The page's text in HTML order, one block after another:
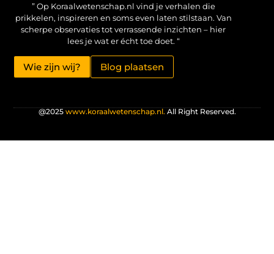
” Op Koraalwetenschap.nl vind je verhalen die
prikkelen, inspireren en soms even laten stilstaan. Van
scherpe observaties tot verrassende inzichten – hier
lees je wat er écht toe doet. “
Wie zijn wij? Blog plaatsen
@2025 www.koraalwetenschap.nl. All Right Reserved.